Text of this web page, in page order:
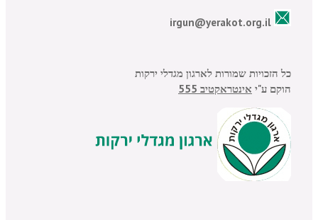
כל הזכויות שמורות לארגון מגדלי ירקות
הוקם ע"י אינטראקטיב 555